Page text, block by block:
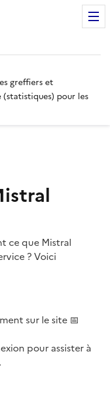
greffiers et
pour les
ce que Mistral
? Voici
sur le site 📅
pour assister à